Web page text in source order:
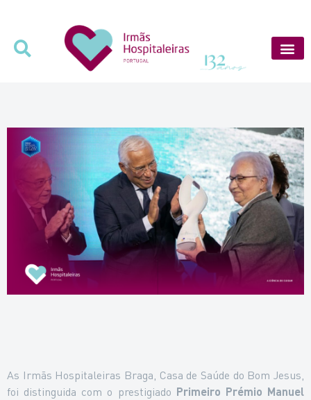
As Irmãs Hospitaleiras Braga, Casa de Saúde do Bom Jesus,
foi distinguida com o prestigiado Primeiro Prémio Manuel